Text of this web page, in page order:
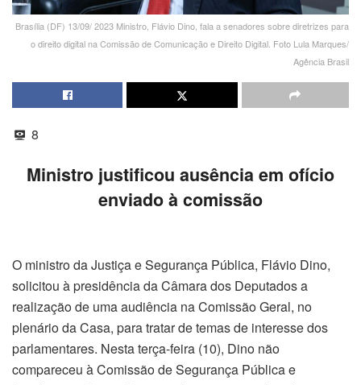
Brasília (DF) 13/09/ 2023 Ministro, Flávio Dino, fala a senadores sobre diretrizes para
o direito digital na Comissão de Comunicação e Direito Digital. Foto Lula Marques/
Agência Brasil
8
Ministro justificou ausência em ofício
enviado à comissão
O ministro da Justiça e Segurança Pública, Flávio Dino,
solicitou à presidência da Câmara dos Deputados a
realização de uma audiência na Comissão Geral, no
plenário da Casa, para tratar de temas de interesse dos
parlamentares. Nesta terça-feira (10), Dino não
compareceu à Comissão de Segurança Pública e